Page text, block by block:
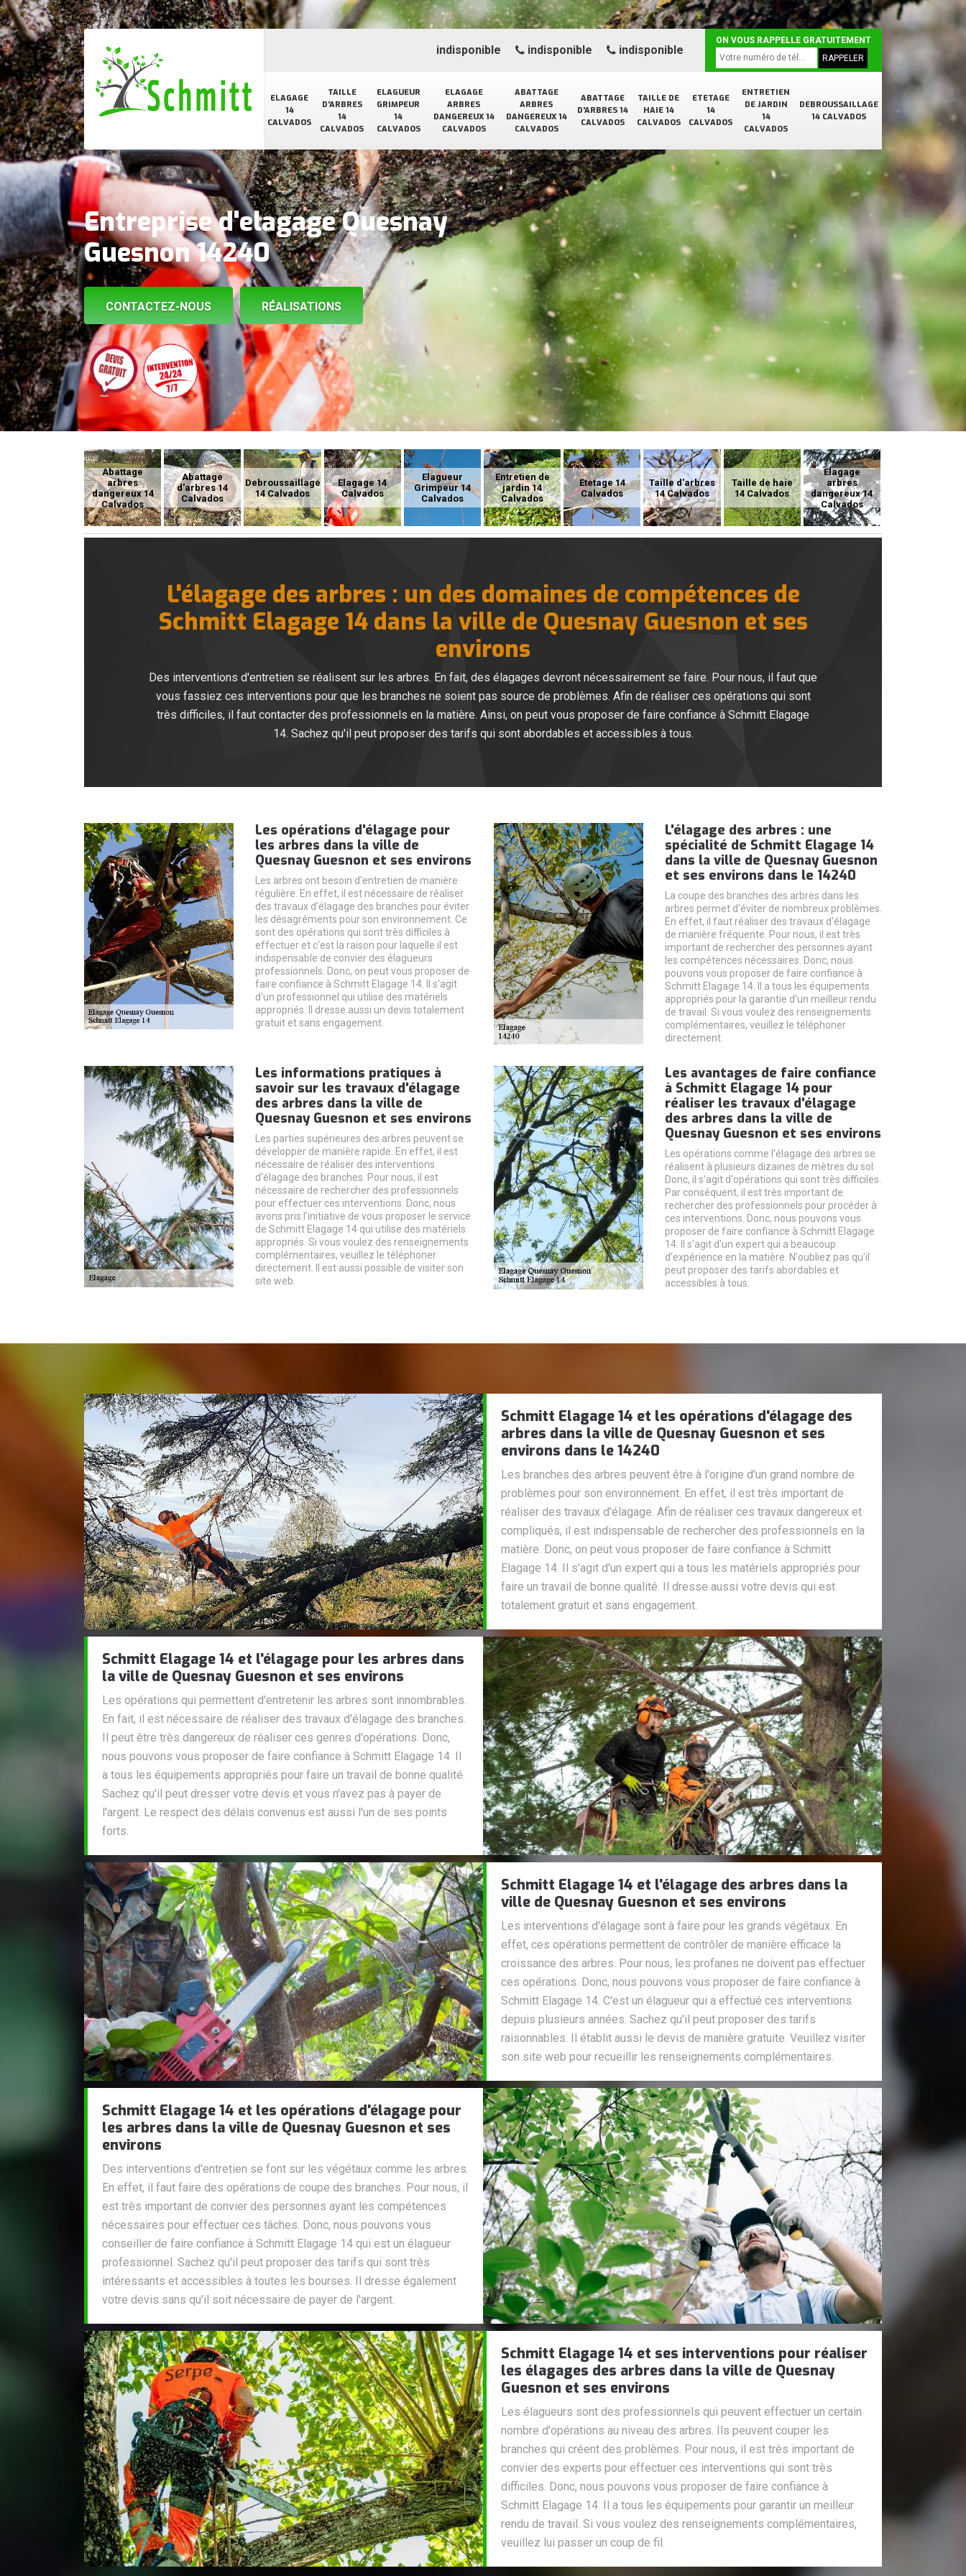
ELAGAGE
14
CALVADOS
TAILLE
D'ARBRES
14
CALVADOS
ELAGUEUR
GRIMPEUR
14
CALVADOS
ELAGAGE
ARBRES
DANGEREUX 14
CALVADOS
ABATTAGE
ARBRES
DANGEREUX 14
CALVADOS
ABATTAGE
D'ARBRES 14
CALVADOS
TAILLE DE
HAIE 14
CALVADOS
ETETAGE
14
CALVADOS
ENTRETIEN
DE JARDIN
14
CALVADOS
DEBROUSSAILLAGE
14 CALVADOS
indisponible indisponible indisponible
ON VOUS RAPPELLE GRATUITEMENT
Entreprise d'elagage Quesnay
Guesnon 14240
CONTACTEZ-NOUS RÉALISATIONS
Abattage
arbres
dangereux 14
Calvados
Abattage
d'arbres 14
Calvados
Debroussaillage
14 Calvados
Elagage 14
Calvados
Elagueur
Grimpeur 14
Calvados
Entretien de
jardin 14
Calvados
Etetage 14
Calvados
Taille d'arbres
14 Calvados
Taille de haie
14 Calvados
Elagage
arbres
dangereux 14
Calvados
L'élagage des arbres : un des domaines de compétences de
Schmitt Elagage 14 dans la ville de Quesnay Guesnon et ses
environs
Des interventions d'entretien se réalisent sur les arbres. En fait, des élagages devront nécessairement se faire. Pour nous, il faut que
vous fassiez ces interventions pour que les branches ne soient pas source de problèmes. Afin de réaliser ces opérations qui sont
très difficiles, il faut contacter des professionnels en la matière. Ainsi, on peut vous proposer de faire confiance à Schmitt Elagage
14. Sachez qu'il peut proposer des tarifs qui sont abordables et accessibles à tous.
Les opérations d'élagage pour
les arbres dans la ville de
Quesnay Guesnon et ses environs
Les arbres ont besoin d'entretien de manière
régulière. En effet, il est nécessaire de réaliser
des travaux d'élagage des branches pour éviter
les désagréments pour son environnement. Ce
sont des opérations qui sont très difficiles à
effectuer et c'est la raison pour laquelle il est
indispensable de convier des élagueurs
professionnels. Donc, on peut vous proposer de
faire confiance à Schmitt Elagage 14. Il s'agit
d'un professionnel qui utilise des matériels
appropriés. Il dresse aussi un devis totalement
gratuit et sans engagement.
L'élagage des arbres : une
spécialité de Schmitt Elagage 14
dans la ville de Quesnay Guesnon
et ses environs dans le 14240
La coupe des branches des arbres dans les
arbres permet d'éviter de nombreux problèmes.
En effet, il faut réaliser des travaux d'élagage
de manière fréquente. Pour nous, il est très
important de rechercher des personnes ayant
les compétences nécessaires. Donc, nous
pouvons vous proposer de faire confiance à
Schmitt Elagage 14. Il a tous les équipements
appropriés pour la garantie d'un meilleur rendu
de travail. Si vous voulez des renseignements
complémentaires, veuillez le téléphoner
directement.
Les informations pratiques à
savoir sur les travaux d'élagage
des arbres dans la ville de
Quesnay Guesnon et ses environs
Les parties supérieures des arbres peuvent se
développer de manière rapide. En effet, il est
nécessaire de réaliser des interventions
d'élagage des branches. Pour nous, il est
nécessaire de rechercher des professionnels
pour effectuer ces interventions. Donc, nous
avons pris l'initiative de vous proposer le service
de Schmitt Elagage 14 qui utilise des matériels
appropriés. Si vous voulez des renseignements
complémentaires, veuillez le téléphoner
directement. Il est aussi possible de visiter son
site web.
Les avantages de faire confiance
à Schmitt Elagage 14 pour
réaliser les travaux d'élagage
des arbres dans la ville de
Quesnay Guesnon et ses environs
Les opérations comme l'élagage des arbres se
réalisent à plusieurs dizaines de mètres du sol.
Donc, il s'agit d'opérations qui sont très difficiles.
Par conséquent, il est très important de
rechercher des professionnels pour procéder à
ces interventions. Donc, nous pouvons vous
proposer de faire confiance à Schmitt Elagage
14. Il s'agit d'un expert qui a beaucoup
d'expérience en la matière. N'oubliez pas qu'il
peut proposer des tarifs abordables et
accessibles à tous.
Schmitt Elagage 14 et les opérations d'élagage des
arbres dans la ville de Quesnay Guesnon et ses
environs dans le 14240
Les branches des arbres peuvent être à l'origine d'un grand nombre de
problèmes pour son environnement. En effet, il est très important de
réaliser des travaux d'élagage. Afin de réaliser ces travaux dangereux et
compliqués, il est indispensable de rechercher des professionnels en la
matière. Donc, on peut vous proposer de faire confiance à Schmitt
Elagage 14. Il s'agit d'un expert qui a tous les matériels appropriés pour
faire un travail de bonne qualité. Il dresse aussi votre devis qui est
totalement gratuit et sans engagement.
Schmitt Elagage 14 et l'élagage pour les arbres dans
la ville de Quesnay Guesnon et ses environs
Les opérations qui permettent d'entretenir les arbres sont innombrables.
En fait, il est nécessaire de réaliser des travaux d'élagage des branches.
Il peut être très dangereux de réaliser ces genres d'opérations. Donc,
nous pouvons vous proposer de faire confiance à Schmitt Elagage 14. Il
a tous les équipements appropriés pour faire un travail de bonne qualité.
Sachez qu'il peut dresser votre devis et vous n'avez pas à payer de
l'argent. Le respect des délais convenus est aussi l'un de ses points
forts.
Schmitt Elagage 14 et l'élagage des arbres dans la
ville de Quesnay Guesnon et ses environs
Les interventions d'élagage sont à faire pour les grands végétaux. En
effet, ces opérations permettent de contrôler de manière efficace la
croissance des arbres. Pour nous, les profanes ne doivent pas effectuer
ces opérations. Donc, nous pouvons vous proposer de faire confiance à
Schmitt Elagage 14. C'est un élagueur qui a effectué ces interventions
depuis plusieurs années. Sachez qu'il peut proposer des tarifs
raisonnables. Il établit aussi le devis de manière gratuite. Veuillez visiter
son site web pour recueillir les renseignements complémentaires.
Schmitt Elagage 14 et les opérations d'élagage pour
les arbres dans la ville de Quesnay Guesnon et ses
environs
Des interventions d'entretien se font sur les végétaux comme les arbres.
En effet, il faut faire des opérations de coupe des branches. Pour nous, il
est très important de convier des personnes ayant les compétences
nécessaires pour effectuer ces tâches. Donc, nous pouvons vous
conseiller de faire confiance à Schmitt Elagage 14 qui est un élagueur
professionnel. Sachez qu'il peut proposer des tarifs qui sont très
intéressants et accessibles à toutes les bourses. Il dresse également
votre devis sans qu'il soit nécessaire de payer de l'argent.
Schmitt Elagage 14 et ses interventions pour réaliser
les élagages des arbres dans la ville de Quesnay
Guesnon et ses environs
Les élagueurs sont des professionnels qui peuvent effectuer un certain
nombre d'opérations au niveau des arbres. Ils peuvent couper les
branches qui créent des problèmes. Pour nous, il est très important de
convier des experts pour effectuer ces interventions qui sont très
difficiles. Donc, nous pouvons vous proposer de faire confiance à
Schmitt Elagage 14. Il a tous les équipements pour garantir un meilleur
rendu de travail. Si vous voulez des renseignements complémentaires,
veuillez lui passer un coup de fil.